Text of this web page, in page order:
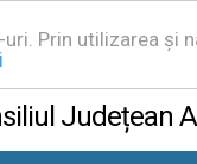
Prin utilizarea și
Județean